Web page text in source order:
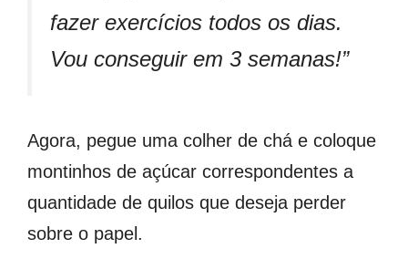
fazer exercícios todos os dias.
Vou conseguir em 3 semanas!”
Agora, pegue uma colher de chá e coloque
montinhos de açúcar correspondentes a
quantidade de quilos que deseja perder
sobre o papel.